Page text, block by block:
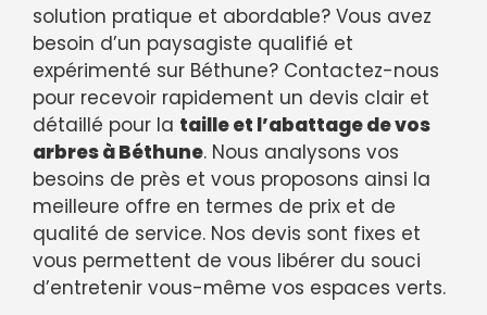
solution pratique et abordable? Vous avez
besoin d’un paysagiste qualifié et
expérimenté sur Béthune? Contactez-nous
pour recevoir rapidement un devis clair et
détaillé pour la taille et l’abattage de vos
arbres à Béthune. Nous analysons vos
besoins de près et vous proposons ainsi la
meilleure offre en termes de prix et de
qualité de service. Nos devis sont fixes et
vous permettent de vous libérer du souci
d’entretenir vous-même vos espaces verts.